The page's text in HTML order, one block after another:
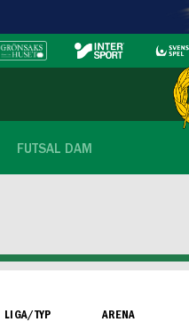
FUTSAL DAM
LIGA/TYP ARENA